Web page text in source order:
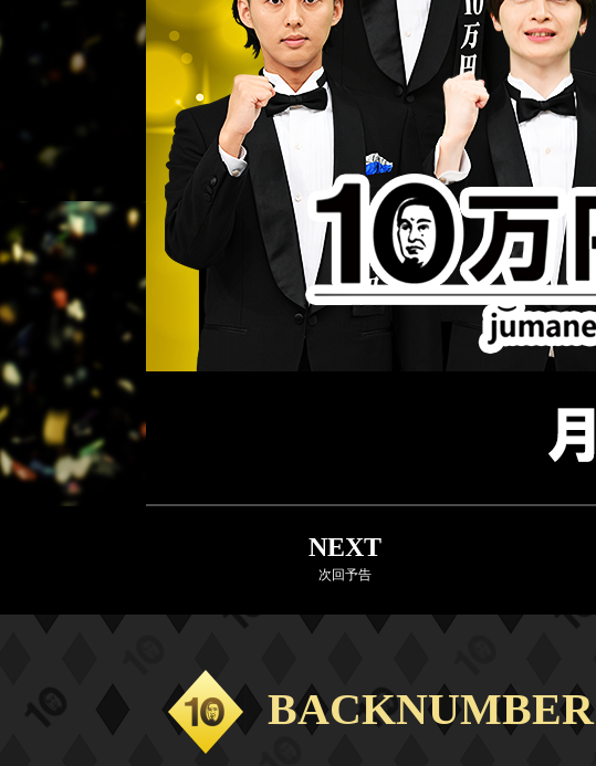
NEXT
次回予告
BACKNUMBER